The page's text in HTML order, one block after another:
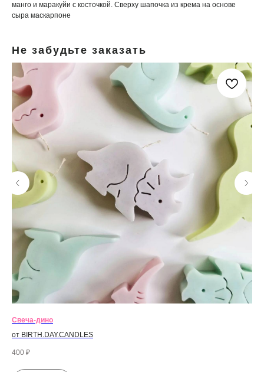
манго и маракуйи с косточкой. Сверху шапочка из крема на основе
сыра маскарпоне
Не забудьте заказать
Свеча-дино
от BIRTH.DAY.CANDLES
400 ₽